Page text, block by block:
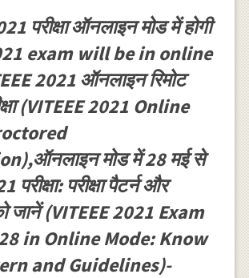
परीक्षा ऑनलाइन मोड में होगी
exam will be in online
2021 ऑनलाइन रिमोट
(VITEEE 2021 Online
मोड में 28 मई से
परीक्षा: परीक्षा पैटर्न और
जानें (VITEEE 2021 Exam
in Online Mode: Know
and Guidelines)-